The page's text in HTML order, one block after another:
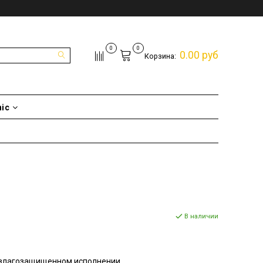
0 0
Корзина: 0.00 руб
В наличии